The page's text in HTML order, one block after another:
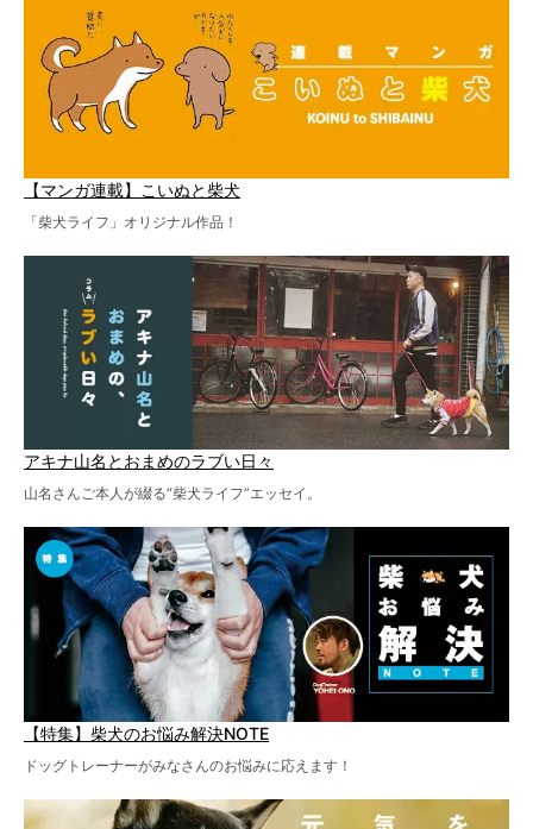
【マンガ連載】こいぬと柴犬
「柴犬ライフ」オリジナル作品！
アキナ山名とおまめのラブい日々
山名さんご本人が綴る“柴犬ライフ”エッセイ。
【特集】柴犬のお悩み解決NOTE
ドッグトレーナーがみなさんのお悩みに応えます！